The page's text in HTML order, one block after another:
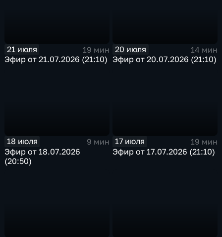
21 июля
19 мин
Эфир от 21.07.2026 (21:10)
20 июля
14 мин
Эфир от 20.07.2026 (21:10)
18 июля
9 мин
Эфир от 18.07.2026
(20:50)
17 июля
19 мин
Эфир от 17.07.2026 (21:10)